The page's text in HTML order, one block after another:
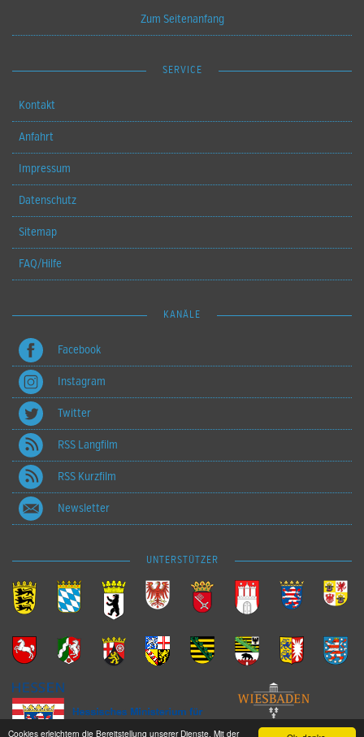
Cookies erleichtern die Bereitstellung unserer Dienste. Mit der
Zum Seitenanfang
SERVICE
Kontakt
Anfahrt
Impressum
Datenschutz
Sitemap
FAQ/Hilfe
KANÄLE
Facebook
Instagram
Twitter
RSS Langfilm
RSS Kurzfilm
Newsletter
UNTERSTÜTZER